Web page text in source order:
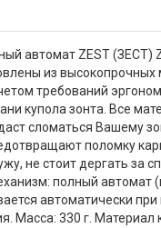
автомат ZEST (ЗЕСТ)
из
требований
купола зонта. Все
сломаться Вашему
поломку
не стоит дергать за
полный автомат
автоматически
Масса: 330 г. Материал